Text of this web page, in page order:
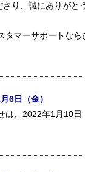
り、誠にありがと
マーサポートな
6日（金）
、2022年1月10日